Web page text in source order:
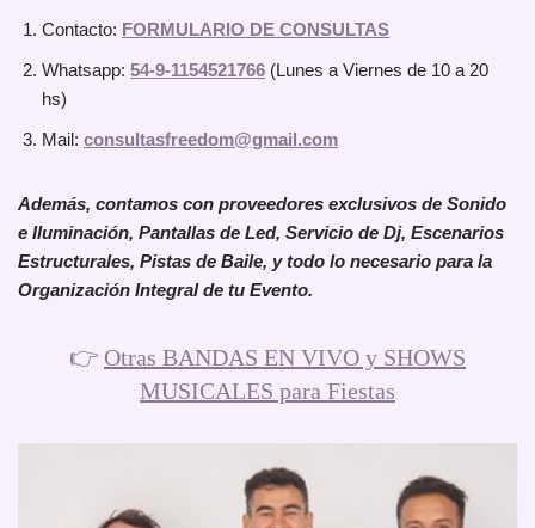
Contacto: FORMULARIO DE CONSULTAS
Whatsapp: 54-9-1154521766 (Lunes a Viernes de 10 a 20
hs)
Mail: consultasfreedom@gmail.com
Además, contamos con proveedores exclusivos de Sonido
e Iluminación, Pantallas de Led, Servicio de Dj, Escenarios
Estructurales, Pistas de Baile, y todo lo necesario para la
Organización Integral de tu Evento.
👉 Otras BANDAS EN VIVO y SHOWS
MUSICALES para Fiestas